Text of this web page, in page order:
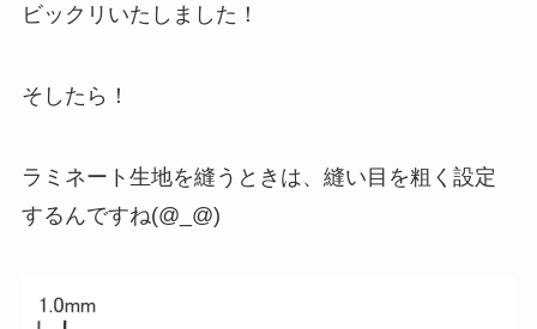
ビックリいたしました！
そしたら！
ラミネート生地を縫うときは、縫い目を粗く設定
するんですね(@_@)